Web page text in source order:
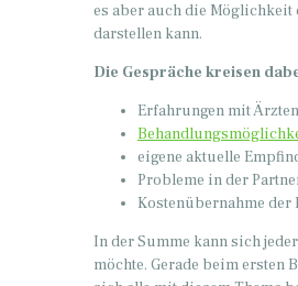
es aber auch die Möglichkeit
darstellen kann.
Die Gespräche kreisen
Erfahrungen mit
eigene aktuelle
Probleme in der
Kostenübernahme der
In der Summe kann sich
möchte. Gerade beim ersten